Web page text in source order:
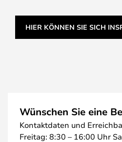
HIER KÖNNEN SIE SICH
Wünschen Sie eine
Kontaktdaten und
Freitag: 8:30 – 16:00 Uhr